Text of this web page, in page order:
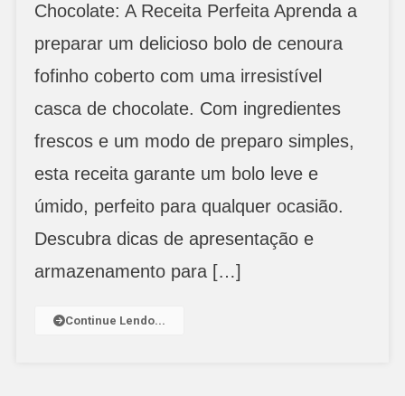
Fofinho
Com
De
Chocolate
Chocolate: A Receita Perfeita Aprenda a
preparar um delicioso bolo de cenoura
fofinho coberto com uma irresistível
casca de chocolate. Com ingredientes
frescos e um modo de preparo simples,
esta receita garante um bolo leve e
úmido, perfeito para qualquer ocasião.
Descubra dicas de apresentação e
armazenamento para […]
Continue Lendo...